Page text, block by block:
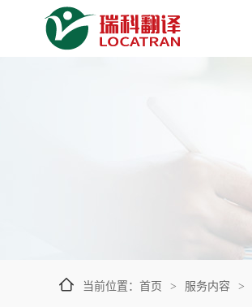
认证翻译与盖章翻译服务
当前位置： 首页 > 服务内容 >